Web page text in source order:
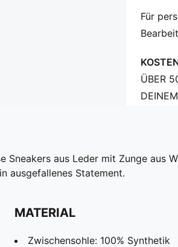
Für
ÜBER
aus Leder mit Zunge aus
ausgefallenes Statement.
MATERIAL
Zwischensohle: 100% Synthetik